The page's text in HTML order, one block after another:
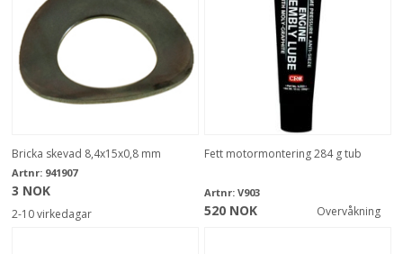
Bricka skevad 8,4x15x0,8 mm
Artnr: 941907
3 NOK
2-10 virkedagar
Fett motormontering 284 g tub
Artnr: V903
520 NOK Overvåkning